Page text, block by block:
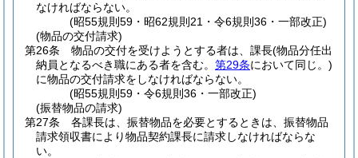
なければならない。
(昭55規則59・昭62規則21・令6規則36・一部改正)
(物品の交付請求)
第26条
物品の交付を受けようとする者は、課長(物品分任出
納員となるべき職にある者を含む。 第29条において同じ。)
に物品の交付請求をしなければならない。
(昭55規則59・令6規則36・一部改正)
(振替物品の請求)
第27条
各課長は、振替物品を必要とするときは、振替物品
請求領収書により物品契約課長に請求しなければならな
い。